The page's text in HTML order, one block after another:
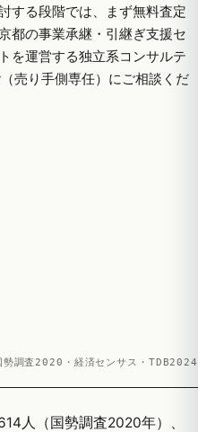
する段階では、まず無料査定
都の事業承継・引継ぎ支援セ
を運営する独立系コンサルテ
売り手側専任）にご相談くだ
勢調査2020・経済センサス・TDB2024
人（国勢調査2020年）、